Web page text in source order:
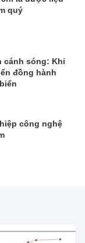
quý
cánh sóng: Khi
đồng hành
công nghệ